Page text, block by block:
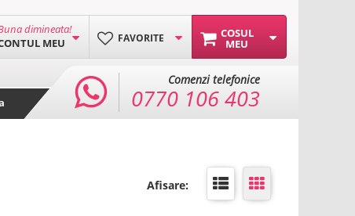
COSUL
MEU
FAVORITE
dimineata!
MEU
Comenzi telefonice
0770 106 403
Afisare: